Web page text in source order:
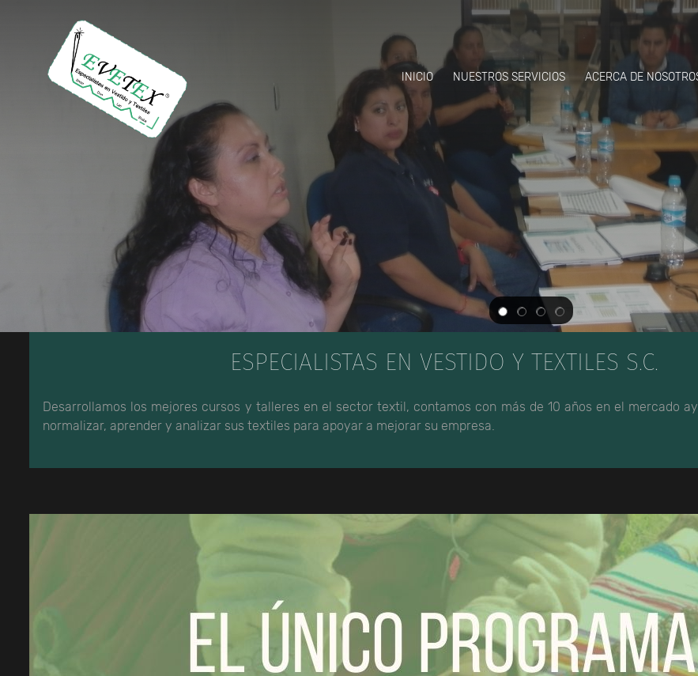
INICIO NUESTROS SERVICIOS ACERCA DE
ESPECIALISTAS EN VESTIDO Y TEXTILES S.C.
Desarrollamos los mejores cursos y talleres en el sector textil, contamos con más de 10 años en el mercado
normalizar, aprender y analizar sus textiles para apoyar a mejorar su empresa.